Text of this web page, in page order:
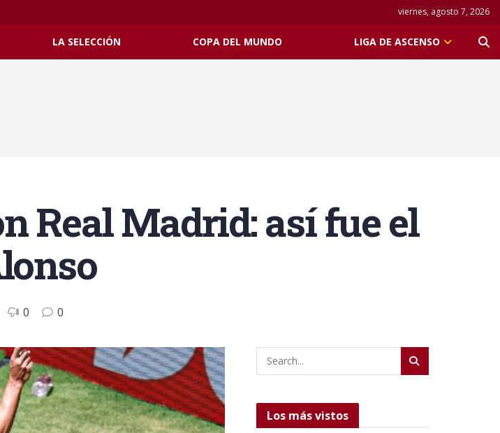
viernes, agosto 7, 2026
LA SELECCIÓN COPA DEL MUNDO LIGA DE ASCENSO
Real Madrid: así fue el
0 0
Los más vistos